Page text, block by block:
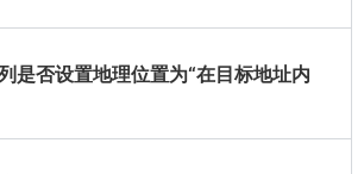
是否设置地理位置为“在目标地址内